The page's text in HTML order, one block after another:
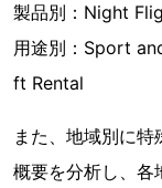
製品別：Night
用途別：Sport
ft Rental
また、地域別に
概要を分析し、各